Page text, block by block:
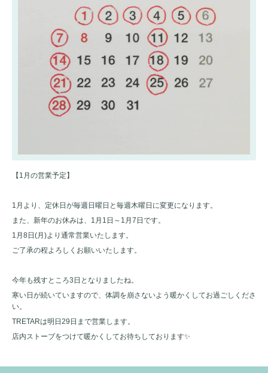
【1月の営業予定】
1月より、定休日が毎週日曜日と毎週木曜日に変更になります。
また、新年のお休みは、1月1日～1月7日です。
1月8日(月)より通常営業いたします。
ご了承の程よろしくお願いいたします。
今年も残すところ3日となりましたね。
寒い日が続いていますので、体調を崩さないよう暖かくしてお過ごしくださ
い。
TRETARは明日29日まで営業します。
店内ストーブをつけて暖かくしてお待ちしております✨